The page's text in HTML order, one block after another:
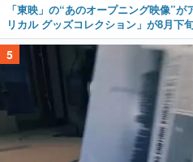
「東映」の“あのオープニング映像”
リカル グッズコレクション」が8月下
5